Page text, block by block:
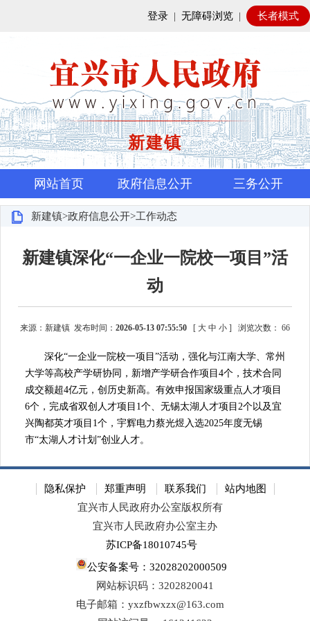
登录 | 无障碍浏览 | 长者模式
新建镇
网站首页 政府信息公开 三务公开
新建镇>政府信息公开>工作动态
新建镇深化“一企业一院校一项目”活
动
来源：新建镇 发布时间： 2026-05-13 07:55:50 [ 大 中 小 ] 浏览次数： 66
深化“一企业一院校一项目”活动，强化与江南大学、常州
大学等高校产学研协同，新增产学研合作项目4个，技术合同
成交额超4亿元，创历史新高。有效申报国家级重点人才项目
6个，完成省双创人才项目1个、无锡太湖人才项目2个以及宜
兴陶都英才项目1个，宇辉电力蔡光煜入选2025年度无锡
市“太湖人才计划”创业人才。
隐私保护 郑重声明 联系我们
站内地图
宜兴市人民政府办公室版权所有
宜兴市人民政府办公室主办
苏ICP备18010745号
公安备案号：32028202000509
网站标识码：3202820041
电子邮箱：yxzfbwxzx@163.com